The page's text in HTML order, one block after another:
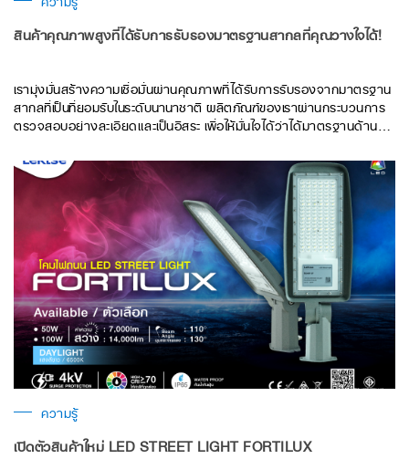
สินค้าคุณภาพสูงที่ได้รับการรับรองมาตรฐานสากลที่คุณวางใจได้!
เรามุ่งมั่นสร้างความเชื่อมั่นผ่านคุณภาพที่ได้รับการรับรองจากมาตรฐาน
สากลที่เป็นที่ยอมรับในระดับนานาชาติ ผลิตภัณฑ์ของเราผ่านกระบวนการ
ตรวจสอบอย่างละเอียดและเป็นอิสระ เพื่อให้มั่นใจได้ว่าได้มาตรฐานด้าน
มาตรฐาน ISO, TIS และ SASO
ความรู้
เปิดตัวสินค้าใหม่ LED STREET LIGHT FORTILUX